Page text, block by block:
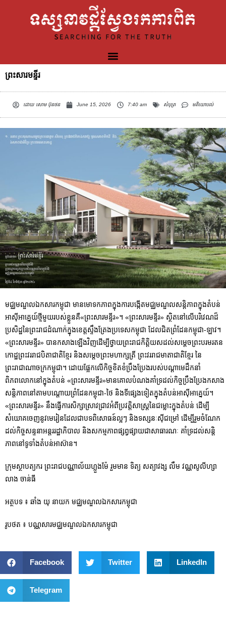
ព្រះសារមន្ទីរ
ដោយសោម ប៊ុនថន June 15, 2026 7:40 am សំបុត្រ មតិយោបល់
មជ្ឈមណ្ឌលឯកសារកម្ពុជា មានមោទកភាពក្នុងការបង្កើតមជ្ឈមណ្ឌលសន្តិភាពក្នុងតំបន់
អាស៊ីអាគ្នេយ៍ថ្មីមួយរបស់ខ្លួនគឺ«ព្រះសារមន្ទីរ»។ «ព្រះសារមន្ទីរ» ស្ថិតនៅលើបរិវេណដ៏
ប្រសិដ្ឋនៃព្រះរាជដំណាក់ក្នុងខេត្តស្ទឹងត្រែងប្រទេសកម្ពុជា ដែលជិតព្រំដែនកម្ពុជា-ឡាវ។
«ព្រះសារមន្ទីរ» បានកសាងឡើងវិញដើម្បីថ្វាយព្រះរាជកិត្តិយសដល់សម្តេចព្រះបរមរតន
កោដ្ឋព្រះវររាជបិតាជាតិខ្មែរ និងសម្តេចព្រះមហាក្សត្រី ព្រះវររាជមាតាជាតិខ្មែរ នៃ
ព្រះរាជាណាចក្រកម្ពុជា។ ដោយផ្អែកលើកិច្ចខិតខំប្រឹងប្រែងរបស់បណ្តាមេដឹកនាំ
ពិភពលោកនៅក្នុងតំបន់ «ព្រះសារមន្ទីរ»មានគោលបំណងគាំទ្រដល់កិច្ចប្រឹងប្រែងកសាង
សន្តិភាពនៅតាមបណ្តោយព្រំដែនកម្ពុជា-ថៃ និងទីផ្សេងទៀតក្នុងតំបន់អាស៊ីអាគ្នេយ៍។
«ព្រះសារមន្ទីរ» នឹងធ្វើការសិក្សាស្រាវជ្រាវអំពីប្រវត្តិសាស្ត្រនៃជម្លោះក្នុងតំបន់ ដើម្បី
សំយោគចេញនូវមេរៀនដែលជាបទពិសោធន៍ល្អៗ និងទស្សនៈស៊ីជម្រៅ ដើម្បីរួមចំណែក
ដល់កិច្ចសន្ទនាអន្តររដ្ឋាភិបាល និងសកម្មភាពផ្សព្វផ្សាយជាសាធារណៈ គាំទ្រដល់សន្តិ
ភាពនៅទូទាំងតំបន់អាស៊ាន។
ក្រុមស្ថាបត្យករ ព្រះរាជបណ្ណាល័យហ្លួងម៉ែ រួមមាន ទិត្យ សត្យាវង្ស លឹម វណ្ណសូលីហ្សា
លាង ចាន់ធី
អត្ថបទ ៖ ឆាំង យុ នាយក មជ្ឈមណ្ឌលឯកសារកម្ពុជា
រូបថត ៖ បណ្ណសារមជ្ឈមណ្ឌលឯកសារកម្ពុជា
Facebook Twitter LinkedIn
Telegram